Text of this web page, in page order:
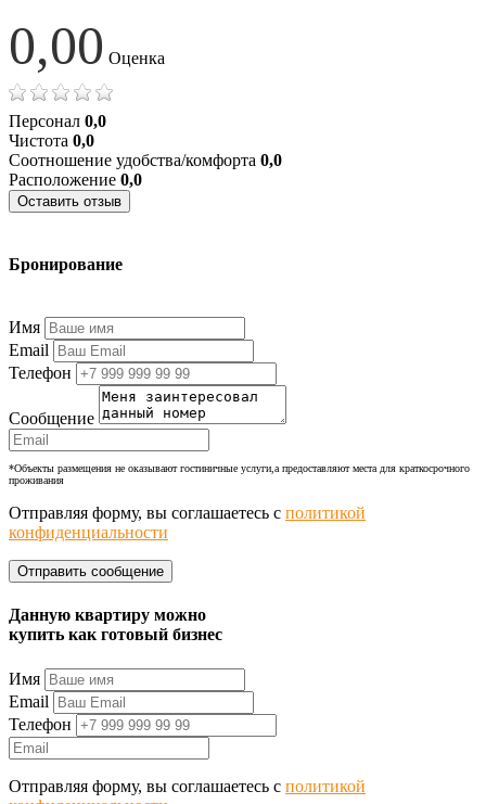
0,00 Оценка
Персонал 0,0
Чистота 0,0
Соотношение удобства/комфорта 0,0
Расположение 0,0
Оставить отзыв
Бронирование
Имя
Email
Телефон
Сообщение
*Объекты размещения не оказывают гостиничные услуги,а предоставляют места для краткосрочного
проживания
Отправляя форму, вы соглашаетесь с политикой
конфиденциальности
Данную квартиру можно
купить как готовый бизнес
Имя
Email
Телефон
Отправляя форму, вы соглашаетесь с политикой